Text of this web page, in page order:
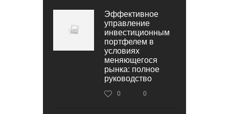
Эффективное
управление
инвестиционным
портфелем в
условиях
меняющегося
рынка: полное
руководство
0 0